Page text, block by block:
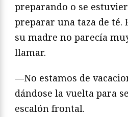
preparando o se
preparar una taza de té.
su madre no parecía
llamar.
—No estamos de
dándose la vuelta para
escalón frontal.